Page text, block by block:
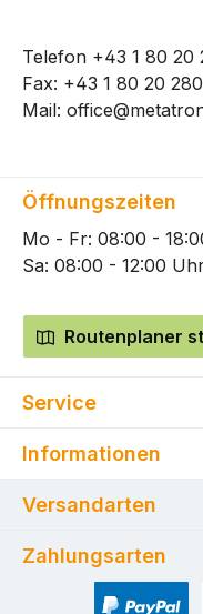
Telefon +43 1 80 20
Fax: +43 1 80 20
Mail:
Öffnungszeiten
Mo - Fr: 08:00 -
Sa: 08:00 - 12:00
Routenplaner
Service
Informationen
Versandarten
Zahlungsarten